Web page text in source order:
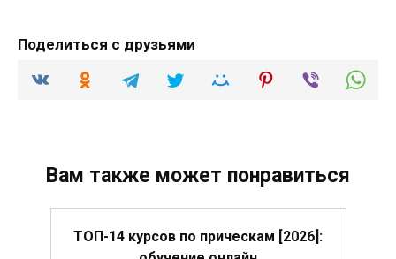
Поделиться с друзьями
Вам также может понравиться
ТОП-14 курсов по прическам [2026]: